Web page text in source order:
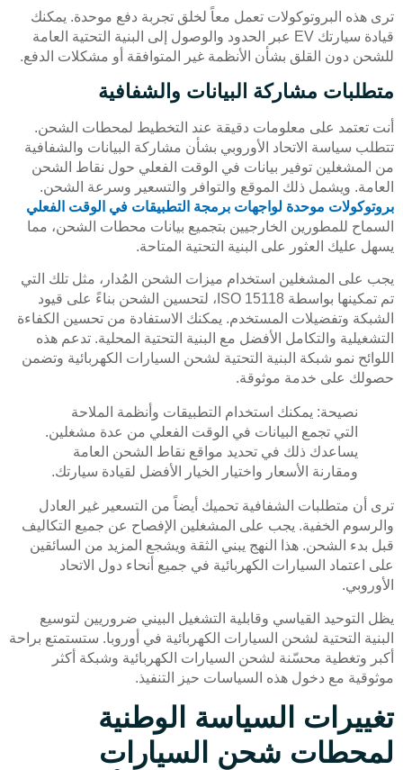
ترى هذه البروتوكولات تعمل معاً لخلق تجربة دفع موحدة. يمكنك
قيادة سيارتك EV عبر الحدود والوصول إلى البنية التحتية العامة
للشحن دون القلق بشأن الأنظمة غير المتوافقة أو مشكلات الدفع.
متطلبات مشاركة البيانات والشفافية
أنت تعتمد على معلومات دقيقة عند التخطيط لمحطات الشحن.
تتطلب سياسة الاتحاد الأوروبي بشأن مشاركة البيانات والشفافية
من المشغلين توفير بيانات في الوقت الفعلي حول نقاط الشحن
العامة. ويشمل ذلك الموقع والتوافر والتسعير وسرعة الشحن.
بروتوكولات موحدة لواجهات برمجة التطبيقات في الوقت الفعلي
السماح للمطورين الخارجيين بتجميع بيانات محطات الشحن، مما
يسهل عليك العثور على البنية التحتية المتاحة.
يجب على المشغلين استخدام ميزات الشحن المُدار، مثل تلك التي
تم تمكينها بواسطة ISO 15118، لتحسين الشحن بناءً على قيود
الشبكة وتفضيلات المستخدم. يمكنك الاستفادة من تحسين الكفاءة
التشغيلية والتكامل الأفضل مع البنية التحتية المحلية. تدعم هذه
اللوائح نمو شبكة البنية التحتية لشحن السيارات الكهربائية وتضمن
حصولك على خدمة موثوقة.
نصيحة: يمكنك استخدام التطبيقات وأنظمة الملاحة
التي تجمع البيانات في الوقت الفعلي من عدة مشغلين.
يساعدك ذلك في تحديد مواقع نقاط الشحن العامة
ومقارنة الأسعار واختيار الخيار الأفضل لقيادة سيارتك.
ترى أن متطلبات الشفافية تحميك أيضاً من التسعير غير العادل
والرسوم الخفية. يجب على المشغلين الإفصاح عن جميع التكاليف
قبل بدء الشحن. هذا النهج يبني الثقة ويشجع المزيد من السائقين
على اعتماد السيارات الكهربائية في جميع أنحاء دول الاتحاد
الأوروبي.
يظل التوحيد القياسي وقابلية التشغيل البيني ضروريين لتوسيع
البنية التحتية لشحن السيارات الكهربائية في أوروبا. ستستمتع براحة
أكبر وتغطية محسّنة لشحن السيارات الكهربائية وشبكة أكثر
موثوقية مع دخول هذه السياسات حيز التنفيذ.
تغييرات السياسة الوطنية
لمحطات شحن السيارات